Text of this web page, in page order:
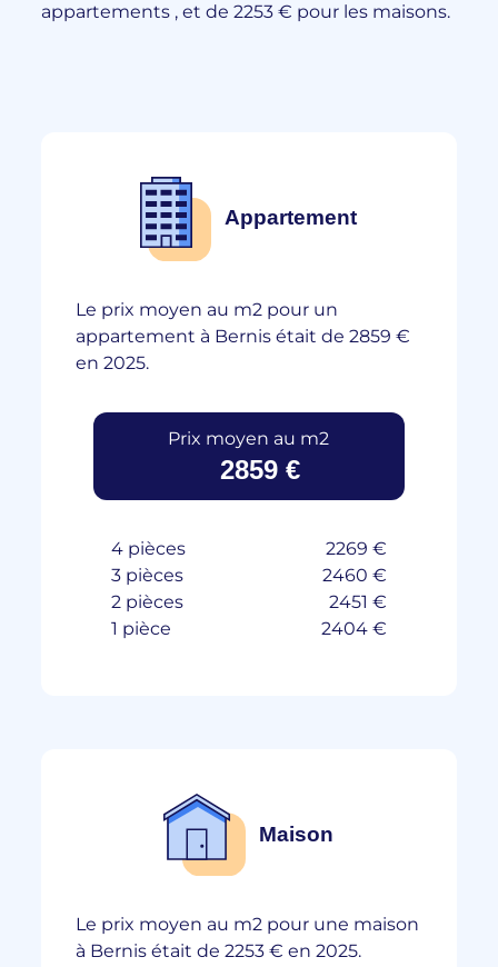
appartements , et de 2253 € pour les maisons.
Appartement
Le prix moyen au m2 pour un
appartement à Bernis était de 2859 €
en 2025.
Prix moyen au m2
2859 €
4 pièces
2269 €
3 pièces
2460 €
2 pièces
2451 €
1 pièce
2404 €
Maison
Le prix moyen au m2 pour une maison
à Bernis était de 2253 € en 2025.